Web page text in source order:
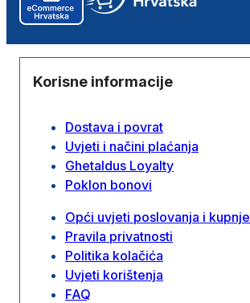
Korisne informacije
Dostava i povrat
Uvjeti i načini plaćanja
Ghetaldus Loyalty
Poklon bonovi
Opći uvjeti poslovanja i kupnje
Pravila privatnosti
Politika kolačića
Uvjeti korištenja
FAQ